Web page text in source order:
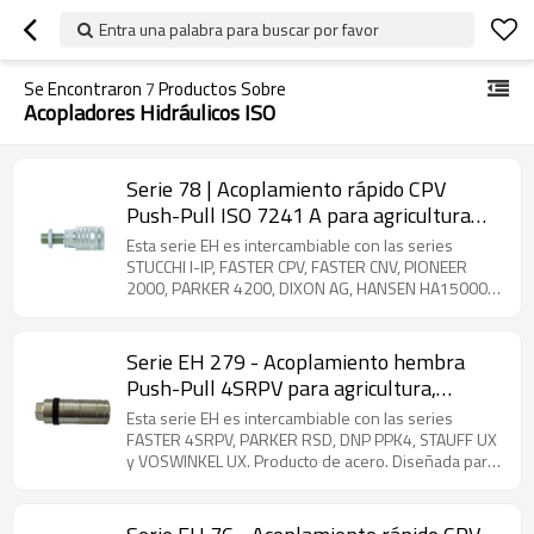
Entra una palabra para buscar por favor
Se Encontraron7Productos Sobre
Acopladores Hidráulicos ISO
Serie 78 | Acoplamiento rápido CPV
Push-Pull ISO 7241 A para agricultura
(acero)
Esta serie EH es intercambiable con las series
STUCCHI I-IP, FASTER CPV, FASTER CNV, PIONEER
2000, PARKER 4200, DIXON AG, HANSEN HA15000,
con la norma ISO 7241-1 Serie A, diseñados para
conexiones de mangueras flexibles. Cuentan con
seguridad antidesgarro para evitar daños en la
manguera durante desconexiones accidentales.
Amplia selección de adaptadores roscados
disponibles para opciones de instalación versátiles.
Serie EH 279 - Acoplamiento hembra
Push-Pull 4SRPV para agricultura,
conectable con ambas mitades bajo
presión residual (acero)
Esta serie EH es intercambiable con las series
FASTER 4SRPV, PARKER RSD, DNP PPK4, STAUFF UX
y VOSWINKEL UX. Producto de acero. Diseñada para
cumple con las estrictas normas ISO 7241-1 Serie A